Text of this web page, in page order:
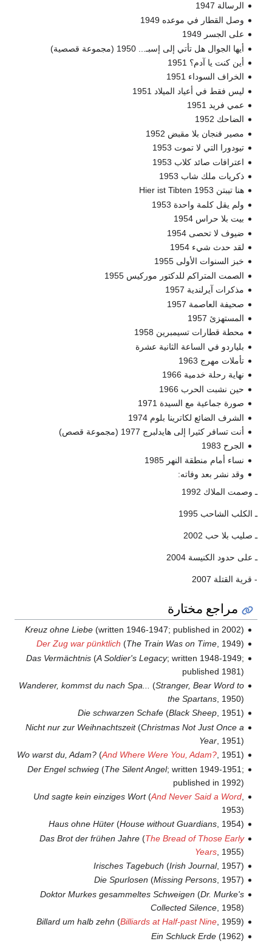
الرسالة 1947
وصل القطار في موعده 1949
على الجسر 1949
أيها الجوال هل تأتي إلى إسبـ... 1950 (مجموعة قصصية)
أين كنت يا آدم؟ 1951
الخراف السوداء 1951
ليس فقط في أعياد الميلاد 1951
عمي فريد 1951
الضاحك 1952
مصير فنجان بلا مقبض 1952
تيودورا التي لا تموت 1953
اعترافات صائد كلاب 1953
ذكريات ملك شاب 1953
هنا تيبتن 1953 Hier ist Tibten
ولم يقل كلمة واحدة 1953
بيت بلا حراس 1954
ضيوف لا تحصى 1954
لقد حدث شيء 1954
خبز السنوات الأولى 1955
الصمت المتراكم للدكتور موركيس 1955
مذكرات آيرلندية 1957
صحيفة العاصمة 1957
المستهزئ 1957
محطة قطارات تسيمبرين 1958
بلياردو في الساعة الثانية عشرة
تأملات مهرج 1963
نهاية رحلة خدمية 1966
حين نشبت الحرب 1966
صورة جماعية مع السيدة 1971
الشرف الضائع لكاترينا بلوم 1974
أنت تسافر كثيرا إلى هايدلبرج 1977 (مجموعة قصص)
الجرح 1983
نساء أمام منطقة النهر 1985
وقد نشر بعد وفاته:
ـ وصمت الملاك 1992
ـ الكلب الشاحب 1995
ـ صليب بلا حب 2002
ـ على حدود الكنيسة 2004
- قرية القتلة 2007
مراجع مختارة
Kreuz ohne Liebe(written 1946-1947; published in 2002)
Der Zug war pünktlich (The Train Was on Time, 1949)
Das Vermächtnis(A Soldier's Legacy; written 1948-1949;
published 1981)
Wanderer, kommst du nach Spa...
(Stranger, Bear Word to
the Spartans, 1950)
Die schwarzen Schafe(Black Sheep, 1951)
Nicht nur zur Weihnachtszeit(Christmas Not Just Once a
Year, 1951)
Wo warst du, Adam?(And Where Were You, Adam?, 1951)
Der Engel schwieg(The Silent Angel; written 1949-1951;
published in 1992)
Und sagte kein einziges Wort(And Never Said a Word,
1953)
Haus ohne Hüter(House without Guardians, 1954)
Das Brot der frühen Jahre(The Bread of Those Early
Years, 1955)
Irisches Tagebuch (Irish Journal, 1957)
Die Spurlosen (Missing Persons, 1957)
Doktor Murkes gesammeltes Schweigen (Dr. Murke's
Collected Silence, 1958)
Billard um halb zehn (Billiards at Half-past Nine, 1959)
Ein Schluck Erde(1962)